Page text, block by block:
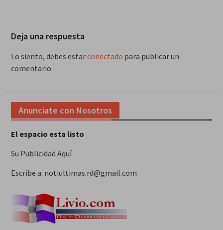
Deja una respuesta
Lo siento, debes estarconectado para publicar un
comentario.
Anunciate con Nosotros
El espacio esta listo
Su Publicidad Aquí
Escribe a: notiultimas.rd@gmail.com